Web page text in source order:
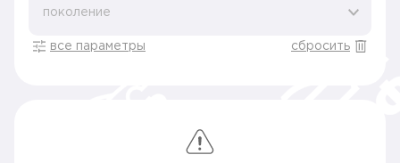
поколение
все параметры сбросить